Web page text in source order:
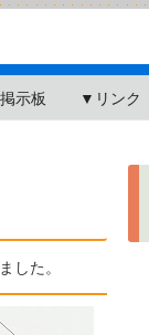
示板 ▼リンク
た。